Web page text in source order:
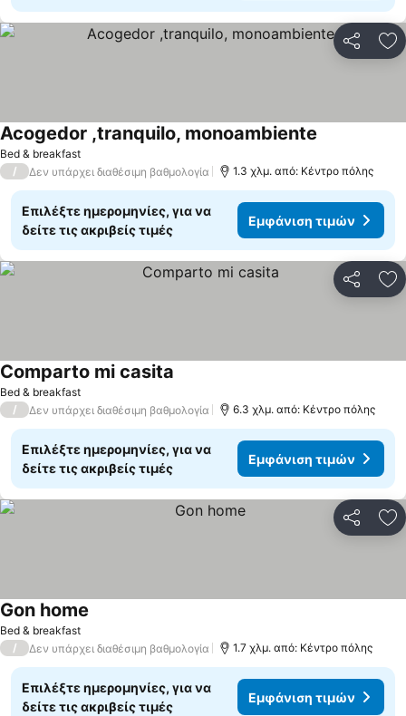
Bed & breakfast
Acogedor ,tranquilo, monoambiente
/ Δεν υπάρχει διαθέσιμη βαθμολογία 1.3 χλμ. από: Κέντρο πόλης
Επιλέξτε ημερομηνίες, για να
δείτε τις ακριβείς τιμές
Εμφάνιση τιμών
Bed & breakfast
Comparto mi casita
/ Δεν υπάρχει διαθέσιμη βαθμολογία 6.3 χλμ. από: Κέντρο πόλης
Επιλέξτε ημερομηνίες, για να
δείτε τις ακριβείς τιμές
Εμφάνιση τιμών
Bed & breakfast
Gon home
/ Δεν υπάρχει διαθέσιμη βαθμολογία 1.7 χλμ. από: Κέντρο πόλης
Επιλέξτε ημερομηνίες, για να
δείτε τις ακριβείς τιμές
Εμφάνιση τιμών